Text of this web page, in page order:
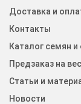
Доставка и
Контакты
Каталог семян и
Предзаказ на
Статьи и
Новости